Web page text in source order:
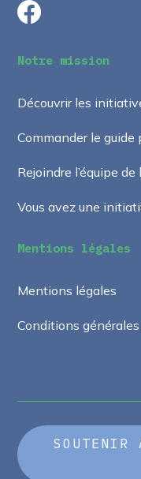
Notre mission
Découvrir les
Commander le guide
Rejoindre l’équipe
Vous avez une
Mentions légales
Mentions légales
Conditions
SOUTENIR